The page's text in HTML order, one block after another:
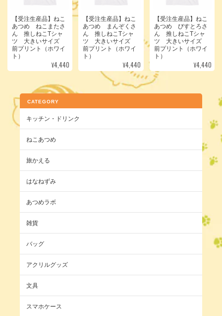
【受注生産品】ねこ
あつめ ねこまたさ
ん 推しねこTシャ
ツ 大きいサイズ
前プリント（ホワイ
ト）
¥4,440
【受注生産品】ねこ
あつめ まんぞくさ
ん 推しねこTシャ
ツ 大きいサイズ
前プリント（ホワイ
ト）
¥4,440
【受注生産品】ねこ
あつめ びすとろさ
ん 推しねこTシャ
ツ 大きいサイズ
前プリント（ホワイ
ト）
¥4,440
CATEGORY
キッチン・ドリンク
ねこあつめ
旅かえる
はなねずみ
あつめラボ
雑貨
バッグ
アクリルグッズ
文具
スマホケース